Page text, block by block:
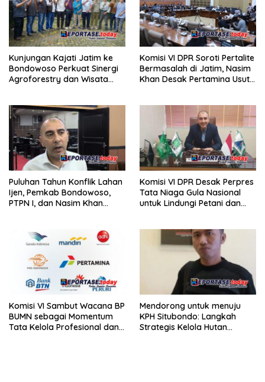
Kunjungan Kajati Jatim ke
Bondowoso Perkuat Sinergi
Agroforestry dan Wisata
Komisi VI DPR Soroti Pertalite
Bermasalah di Jatim, Nasim
Khan Desak Pertamina Usut
Puluhan Tahun Konflik Lahan
Ijen, Pemkab Bondowoso,
PTPN I, dan Nasim Khan
Komisi VI DPR Desak Perpres
Tata Niaga Gula Nasional
untuk Lindungi Petani dan
Komisi VI Sambut Wacana BP
BUMN sebagai Momentum
Tata Kelola Profesional dan
Mendorong untuk menuju
KPH Situbondo: Langkah
Strategis Kelola Hutan